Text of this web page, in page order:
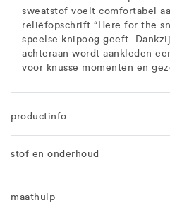
sweatstof voelt comfortabel
reliëfopschrift “Here for the
speelse knipoog geeft.
achteraan wordt aankleden
voor knusse momenten en
productinfo
stof en onderhoud
maathulp